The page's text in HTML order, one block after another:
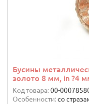
Бусины
золото 8 мм, in ?4
Код товара:00-
Особенности:со